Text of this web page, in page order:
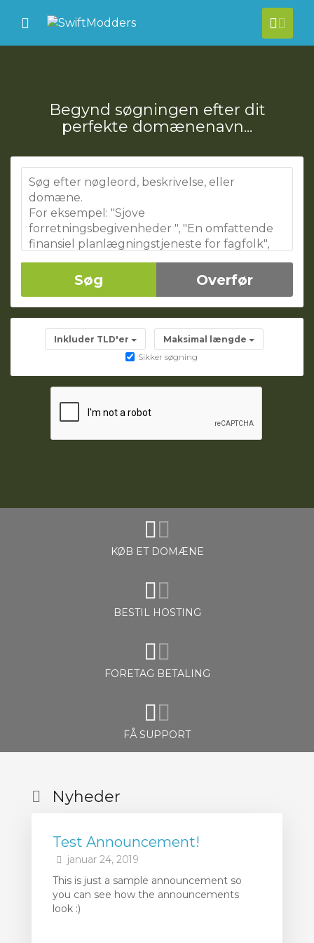
Mobile Menu
Mobile Menu
Begynd søgningen efter dit
perfekte domænenavn...
Inkluder TLD'er
Maksimal længde
Sikker søgning
KØB ET DOMÆNE
BESTIL HOSTING
FORETAG BETALING
FÅ SUPPORT
Nyheder
Test Announcement!
januar 24, 2019
This is just a sample announcement so
you can see how the announcements
look :)